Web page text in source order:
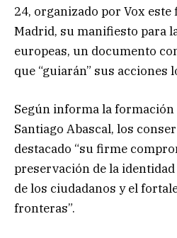
24, organizado por Vox este
Madrid, su manifiesto para
europeas, un documento
que “guiarán” sus acciones
Según informa la
Santiago Abascal, los
destacado “su firme
preservación de la
de los ciudadanos y el
fronteras”.